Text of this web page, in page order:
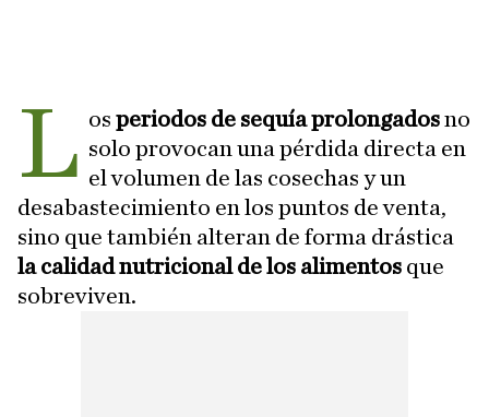
L osperiodos de sequía prolongadosno
solo provocan una pérdida directa en
el volumen de las cosechas y un
desabastecimiento en los puntos de venta,
sino que también alteran de forma drástica
la calidad nutricional de los alimentos que
sobreviven.